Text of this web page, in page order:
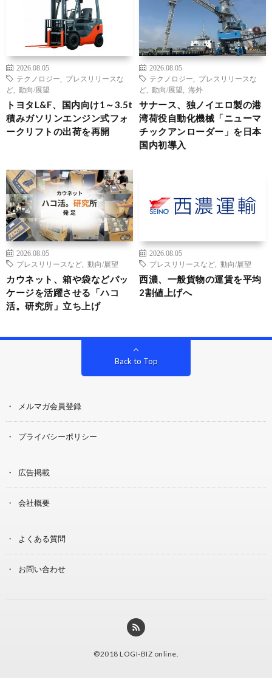
2026.08.05
テクノロジー
プレスリリースな
ど
動向/展望
トヨタL&F、国内向け1～3.5t
積みガソリンエンジン式フォ
ークリフトの出荷を再開
2026.08.05
テクノロジー
プレスリリースな
ど
動向/展望 海外
サナース、独ノイエロ製の港
湾荷役自動化機械「ニューマ
チックアンローダー」を日本
国内初導入
2026.08.05
プレスリリースなど
動向/展望
カウネット、箱や袋などパッ
ケージを活躍させる「ハコ
活。研究所」立ち上げ
2026.08.05
プレスリリースなど
動向/展望
西濃、一般貨物の運賃を平均
2割値上げへ
Back to Top
メルマガ会員登録
プライバシーポリシー
広告掲載
会社概要
よくある質問
お問い合わせ
©2018 LOGI-BIZ online